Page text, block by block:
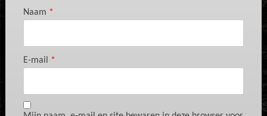
Naam *
E-mail *